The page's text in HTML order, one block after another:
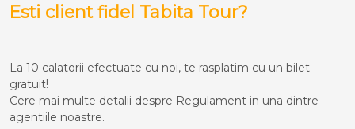
Esti client fidel Tabita Tour?
La 10 calatorii efectuate cu noi, te rasplatim cu un bilet
gratuit!
Cere mai multe detalii despre Regulament in una dintre
agentiile noastre.